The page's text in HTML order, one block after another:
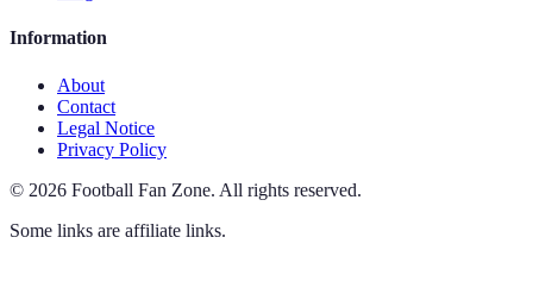
Information
About
Contact
Legal Notice
Privacy Policy
© 2026 Football Fan Zone. All rights reserved.
Some links are affiliate links.